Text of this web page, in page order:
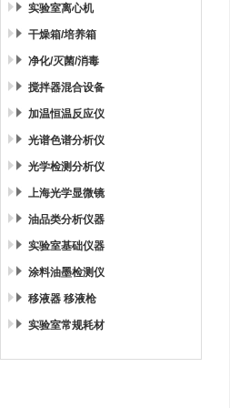
实验室离心机
干燥箱/培养箱
净化/灭菌/消毒
搅拌器混合设备
加温恒温反应仪
光谱色谱分析仪
光学检测分析仪
上海光学显微镜
油品类分析仪器
实验室基础仪器
涂料油墨检测仪
移液器 移液枪
实验室常规耗材